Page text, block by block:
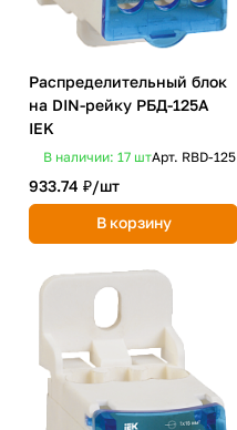
Распределительный блок
на DIN-рейку РБД-125А
IEK
В наличии: 17 штАрт. RBD-125
933.74 ₽/шт
В корзину